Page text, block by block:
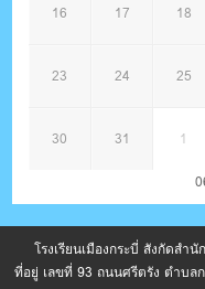
16 17 18
23 24 25
30 31 1
โรงเรียนเมืองกระบี่ สังกัดส
ที่อยู่ เลขที่ 93 ถนนศรีตรัง ตำบล